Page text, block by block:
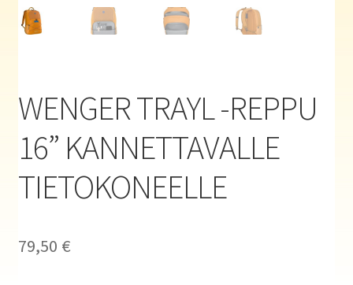
Haluatko kirjailijaksi?
WENGER TRAYL -REPPU
16” KANNETTAVALLE
TIETOKONEELLE
79,50 €